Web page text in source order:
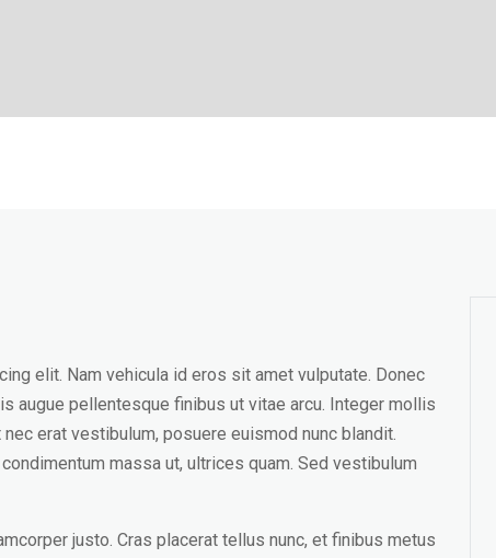
elit. Nam vehicula id eros sit amet vulputate. Donec
augue pellentesque finibus ut vitae arcu. Integer mollis
erat vestibulum, posuere euismod nunc blandit.
massa ut, ultrices quam. Sed vestibulum
justo. Cras placerat tellus nunc, et finibus metus